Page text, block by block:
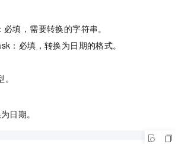
填，需要转换的字符串。
：必填，转换为日期的格式。
日期。